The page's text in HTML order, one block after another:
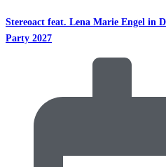
Stereoact feat. Lena Marie Engel in
Party 2027